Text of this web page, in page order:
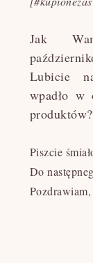
Jak
Lubicie
wpadło w
Piszcie
Do
Pozdrawiam,